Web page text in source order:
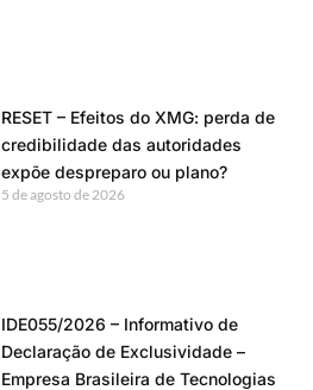
RESET – Efeitos do XMG: perda de
credibilidade das autoridades
expõe despreparo ou plano?
5 de agosto de 2026
IDE055/2026 – Informativo de
Declaração de Exclusividade –
Empresa Brasileira de Tecnologias